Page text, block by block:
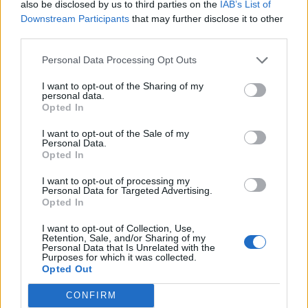
also be disclosed by us to third parties on the IAB’s List of
Downstream Participants that may further disclose it to other
Personal Data Processing Opt Outs
I want to opt-out of the Sharing of my
personal data.
Opted In
I want to opt-out of the Sale of my
Personal Data.
Opted In
I want to opt-out of processing my
Personal Data for Targeted Advertising.
Opted In
I want to opt-out of Collection, Use,
Retention, Sale, and/or Sharing of my
Personal Data that Is Unrelated with the
Purposes for which it was collected.
Opted Out
CONFIRM
17 Luca Di Angelo Macomerese
18 Giacomo Fantasia Thiesi 2
Stefano Gargiulo Ciocca
VISUALIZZA TUTTO